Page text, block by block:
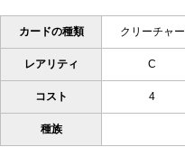
カードの種類 クリーチャー
レアリティ C
コスト 4
種族